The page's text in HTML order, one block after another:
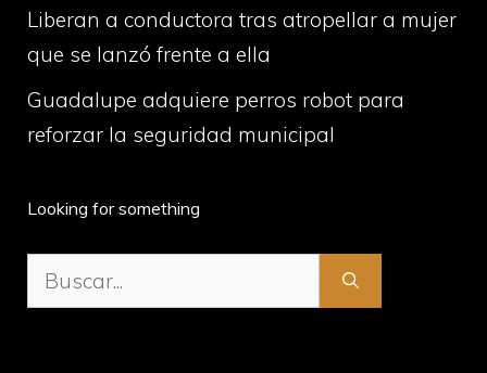
Liberan a conductora tras atropellar a mujer
que se lanzó frente a ella
Guadalupe adquiere perros robot para
reforzar la seguridad municipal
Looking for something
Buscar: